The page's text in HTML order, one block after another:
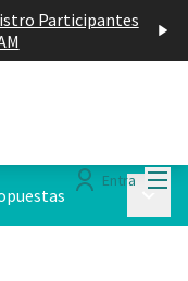
Participantes
Entra